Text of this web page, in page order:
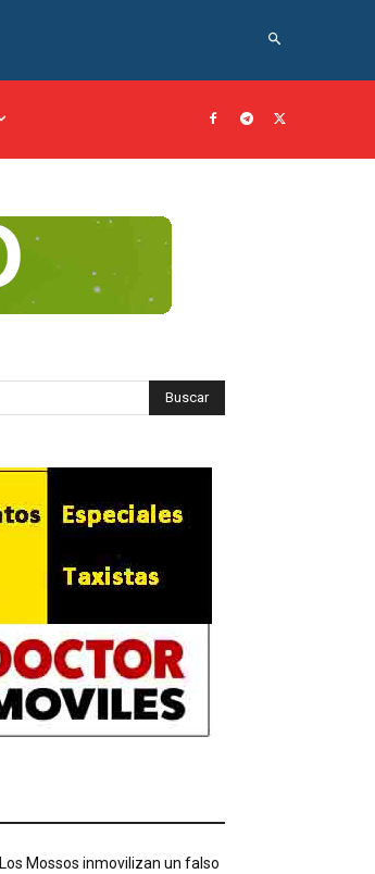
Los Mossos inmovilizan un falso